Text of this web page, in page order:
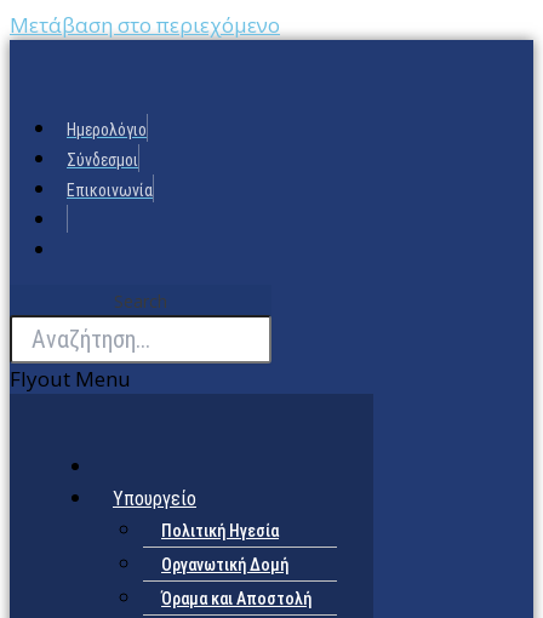
Μετάβαση στο περιεχόμενο
Ημερολόγιο
Σύνδεσμοι
Επικοινωνία
Search
Flyout Menu
Υπουργείο
Πολιτική Ηγεσία
Οργανωτική Δομή
Όραμα και Αποστολή